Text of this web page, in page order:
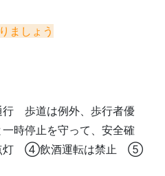
ましょう
歩道は例外、歩行者優
停止を守って、安全確
灯 ④飲酒運転は禁止 ⑤